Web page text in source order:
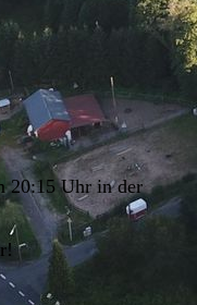
20:15 Uhr in der